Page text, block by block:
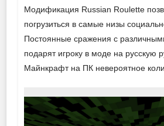
Модификация Russian Roulette
погрузиться в самые низы
Постоянные сражения с
подарят игроку в моде на русскую
Майнкрафт на ПК невероятное